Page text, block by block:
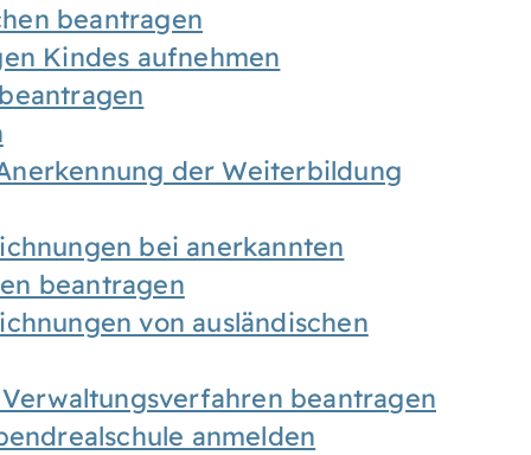
beantragen
Kindes aufnehmen
der Weiterbildung
bei anerkannten
beantragen
von ausländischen
beantragen
anmelden